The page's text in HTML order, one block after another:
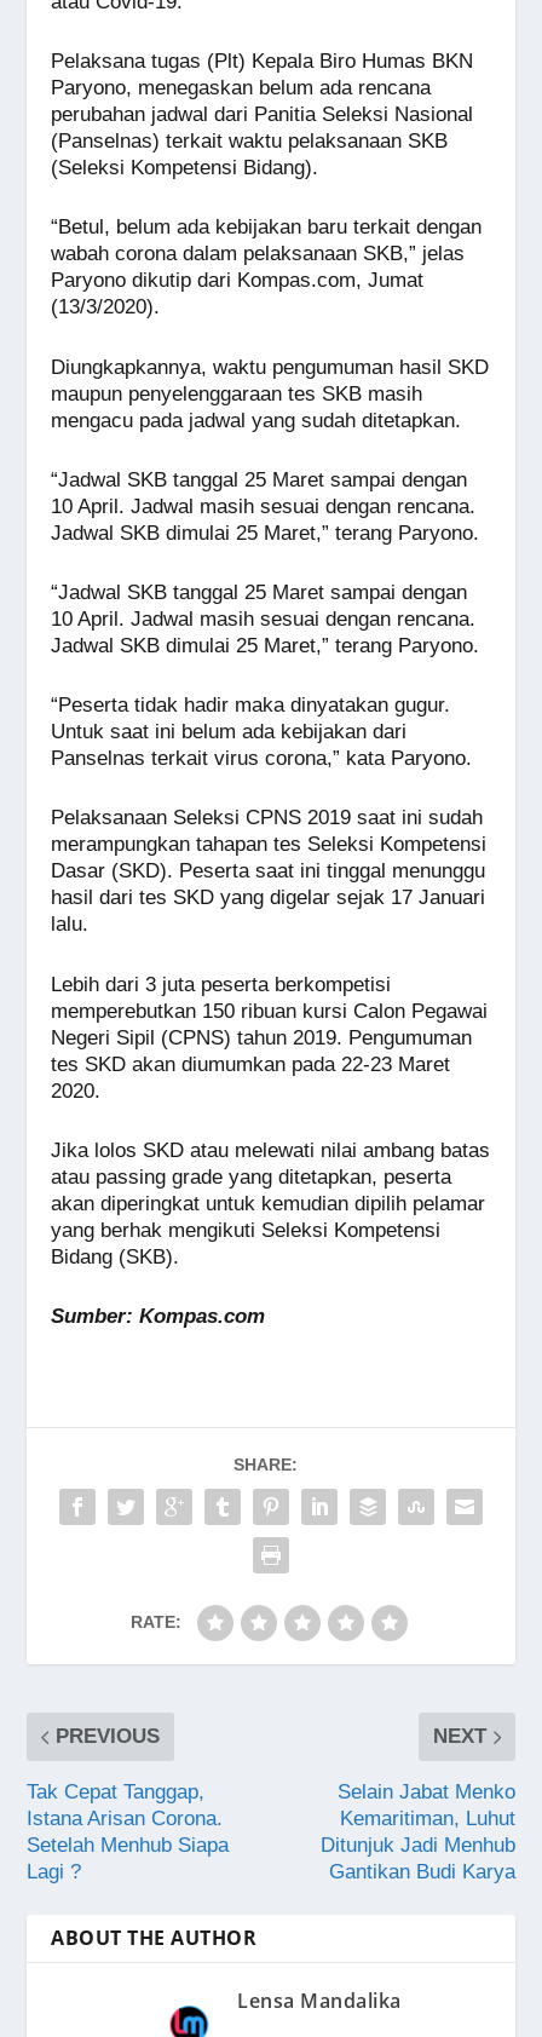
o
k
p
er
k
Pelaksana tugas (Plt) Kepala Biro Humas BKN
Paryono, menegaskan belum ada rencana
perubahan jadwal dari Panitia Seleksi Nasional
(Panselnas) terkait waktu pelaksanaan SKB
(Seleksi Kompetensi Bidang).
“Betul, belum ada kebijakan baru terkait dengan
wabah corona dalam pelaksanaan SKB,” jelas
Paryono dikutip dari Kompas.com, Jumat
(13/3/2020).
Diungkapkannya, waktu pengumuman hasil SKD
maupun penyelenggaraan tes SKB masih
mengacu pada jadwal yang sudah ditetapkan.
“Jadwal SKB tanggal 25 Maret sampai dengan
10 April. Jadwal masih sesuai dengan rencana.
Jadwal SKB dimulai 25 Maret,” terang Paryono.
“Jadwal SKB tanggal 25 Maret sampai dengan
10 April. Jadwal masih sesuai dengan rencana.
Jadwal SKB dimulai 25 Maret,” terang Paryono.
“Peserta tidak hadir maka dinyatakan gugur.
Untuk saat ini belum ada kebijakan dari
Panselnas terkait virus corona,” kata Paryono.
Pelaksanaan Seleksi CPNS 2019 saat ini sudah
merampungkan tahapan tes Seleksi Kompetensi
Dasar (SKD). Peserta saat ini tinggal menunggu
hasil dari tes SKD yang digelar sejak 17 Januari
lalu.
Lebih dari 3 juta peserta berkompetisi
memperebutkan 150 ribuan kursi Calon Pegawai
Negeri Sipil (CPNS) tahun 2019. Pengumuman
tes SKD akan diumumkan pada 22-23 Maret
2020.
Jika lolos SKD atau melewati nilai ambang batas
atau passing grade yang ditetapkan, peserta
akan diperingkat untuk kemudian dipilih pelamar
yang berhak mengikuti Seleksi Kompetensi
Bidang (SKB).
Sumber: Kompas.com
SHARE:
RATE:
PREVIOUS
Tak Cepat Tanggap,
Istana Arisan Corona.
Setelah Menhub Siapa
Lagi ?
NEXT
Selain Jabat Menko
Kemaritiman, Luhut
Ditunjuk Jadi Menhub
Gantikan Budi Karya
ABOUT THE AUTHOR
Lensa Mandalika